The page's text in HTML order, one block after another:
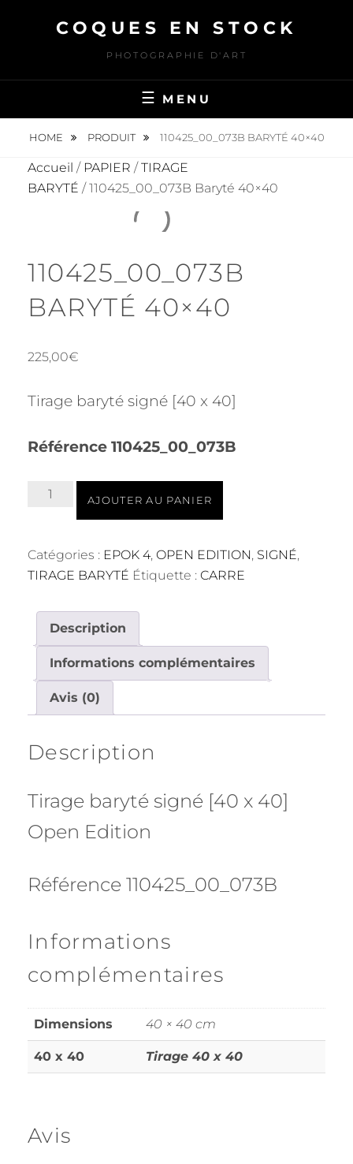
COQUES EN STOCK
PHOTOGRAPHIE D'ART
MENU
HOME PRODUIT 110425_00_073B BARYTÉ 40×40
Accueil / PAPIER /TIRAGE
BARYTÉ / 110425_00_073B Baryté 40×40
110425_00_073B
BARYTÉ 40×40
225,00€
Tirage baryté signé [40 x 40]
Référence 110425_00_073B
quantité
Baryté
40x40
AJOUTER AU PANIER
Catégories : EPOK 4, OPEN EDITION, SIGNÉ,
TIRAGE BARYTÉ Étiquette : CARRE
Description
Informations complémentaires
Avis (0)
Description
Tirage baryté signé [40 x 40]
Open Edition
Référence 110425_00_073B
Informations
complémentaires
Dimensions 40 × 40 cm
40 x 40 Tirage 40 x 40
Avis